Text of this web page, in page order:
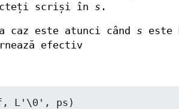
scriși în s .
caz este atunci când s este
efectiv